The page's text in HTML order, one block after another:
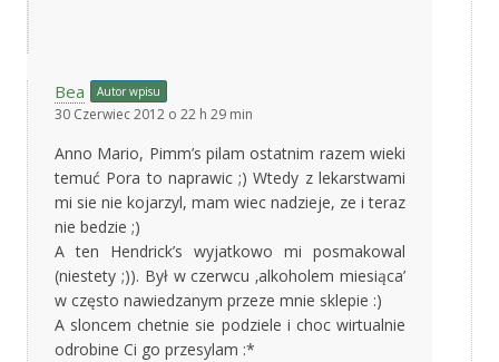
Bea Autor wpisu
30 Czerwiec 2012 o 22 h 29 min
Anno Mario, Pimm’s pilam ostatnim razem wieki
temuć Pora to naprawic ;) Wtedy z lekarstwami
mi sie nie kojarzyl, mam wiec nadzieje, ze i teraz
nie bedzie ;)
A ten Hendrick’s wyjatkowo mi posmakowal
(niestety ;)). Był w czerwcu ‚alkoholem miesiąca’
w często nawiedzanym przeze mnie sklepie :)
A sloncem chetnie sie podziele i choc wirtualnie
odrobine Ci go przesylam :*